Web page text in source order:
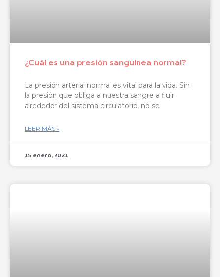
¿Cuál es una presión sanguínea normal?
La presión arterial normal es vital para la vida. Sin
la presión que obliga a nuestra sangre a fluir
alrededor del sistema circulatorio, no se
LEER MÁS »
15 enero, 2021